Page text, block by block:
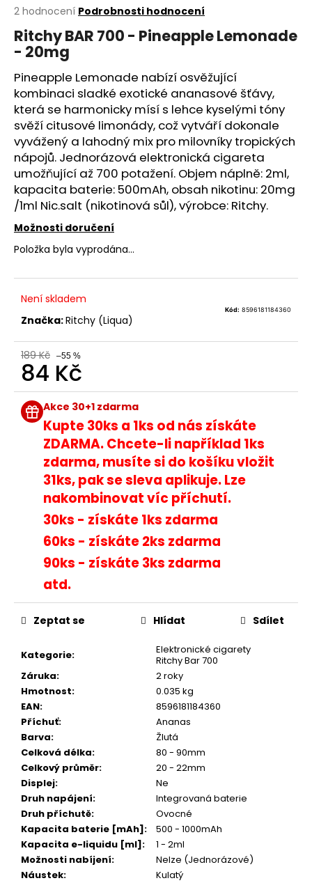
Průměrné
produktu
je
z
5
hvězdiček.
2 hodnocení Podrobnosti hodnocení
Ritchy BAR 700 - Pineapple Lemonade
- 20mg
Pineapple Lemonade nabízí osvěžující
kombinaci sladké exotické ananasové šťávy,
která se harmonicky mísí s lehce kyselými tóny
svěží citusové limonády, což vytváří dokonale
vyvážený a lahodný mix pro milovníky tropických
nápojů. Jednorázová elektronická cigareta
umožňující až 700 potažení. Objem náplně: 2ml,
kapacita baterie: 500mAh, obsah nikotinu: 20mg
/1ml Nic.salt (nikotinová sůl), výrobce: Ritchy.
Možnosti doručení
Položka byla vyprodána…
Není skladem
Kód: 8596181184360
Značka:Ritchy (Liqua)
189 Kč –55 %
84 Kč
Měrná
cena:Akce 30+1 zdarma
Kupte 30ks a 1ks od nás získáte
ZDARMA. Chcete-li například 1ks
zdarma, musíte si do košíku vložit
31ks, pak se sleva aplikuje. Lze
nakombinovat víc příchutí.
30ks - získáte 1ks zdarma
60ks - získáte 2ks zdarma
90ks - získáte 3ks zdarma
atd.
Kategorie:
Elektronické cigarety
Ritchy Bar 700
Záruka:
2 roky
Hmotnost:
0.035 kg
EAN:
8596181184360
Příchuť:
Ananas
Barva:
Žlutá
Celková délka:
80 - 90mm
Celkový průměr:
20 - 22mm
Displej:
Ne
Druh napájení:
Integrovaná baterie
Druh příchutě:
Ovocné
Kapacita baterie [mAh]:
500 - 1000mAh
Kapacita e-liquidu [ml]:
1 - 2ml
Možnosti nabíjení:
Nelze (Jednorázové)
Náustek:
Kulatý
Zeptat se Hlídat Sdílet
a
j
í
t
?
HLEDAT
D
o
p
r
u
č
u
j
e
m
e
DEKANG
DESERT
Původně: